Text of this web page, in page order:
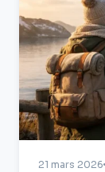
21 mars 2026